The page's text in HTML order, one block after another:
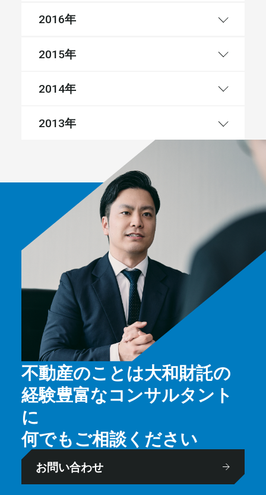
2016年
2015年
2014年
2013年
不動産のことは大和財託の
経験豊富なコンサルタント
に
何でもご相談ください
お問い合わせ